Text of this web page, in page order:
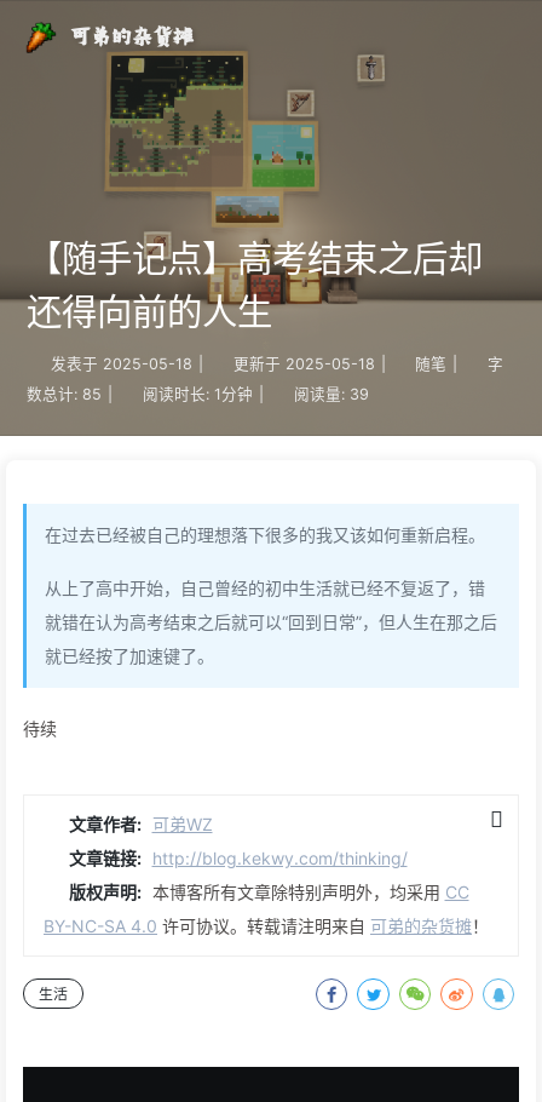
可弟的杂货摊
【随手记点】高考结束之后却
还得向前的人生
发表于 2025-05-18 更新于 2025-05-18 随笔
字
数总计: 85 阅读时长: 1分钟 阅读量: 39
在过去已经被自己的理想落下很多的我又该如何重新启程。
从上了高中开始，自己曾经的初中生活就已经不复返了，错
就错在认为高考结束之后就可以“回到日常”，但人生在那之后
就已经按了加速键了。
待续
文章作者: 可弟WZ
文章链接: http://blog.kekwy.com/thinking/
版权声明: 本博客所有文章除特别声明外，均采用 CC
BY-NC-SA 4.0 许可协议。转载请注明来自 可弟的杂货摊！
生活